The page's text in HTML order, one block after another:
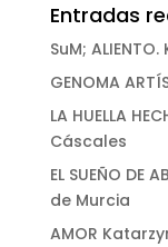
Entradas
SuM;
GENOMA
LA HUELLA
Cáscales
EL SUEÑO DE
de Murcia
AMOR